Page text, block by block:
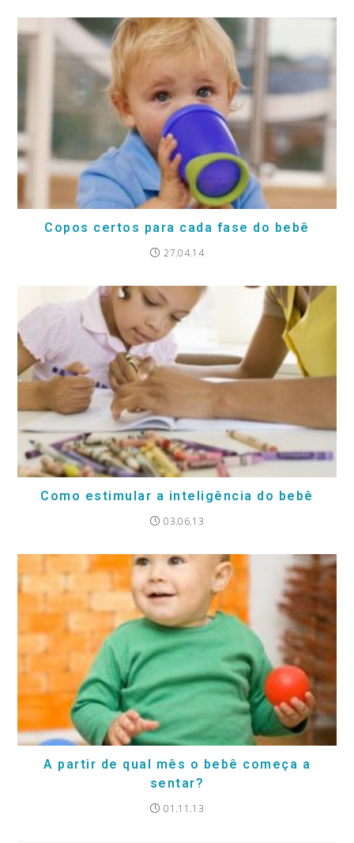
Copos certos para cada fase do bebê
27.04.14
Como estimular a inteligência do bebê
03.06.13
A partir de qual mês o bebê começa a
sentar?
01.11.13